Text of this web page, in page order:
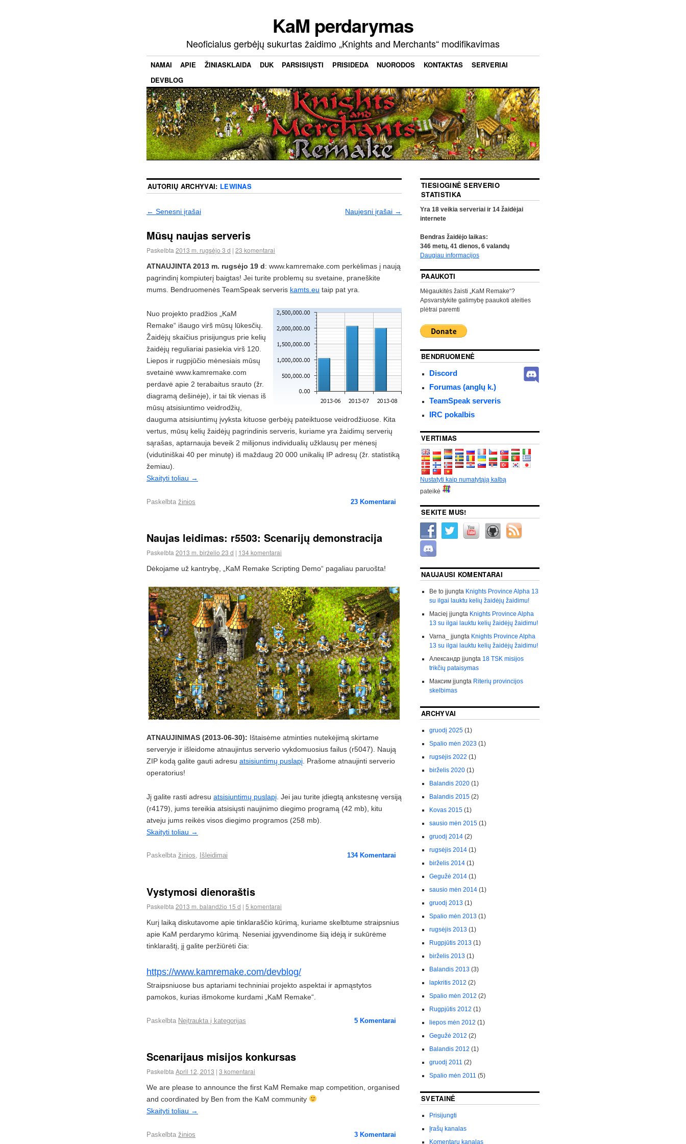
KaM perdarymas
Neoficialus gerbėjų sukurtas žaidimo „Knights and Merchants“ modifikavimas
NAMAI APIE ŽINIASKLAIDA DUK PARSISIŲSTI PRISIDEDA NUORODOS KONTAKTAS
SERVERIAI
DEVBLOG
AUTORIŲ ARCHYVAI: LEWINAS
← Senesni įrašai Naujesni įrašai →
Mūsų naujas serveris
Paskelbta 2013 m. rugsėjo 3 d | 23 komentarai
ATNAUJINTA 2013 m. rugsėjo 19 d: www.kamremake.com perkėlimas į naują
pagrindinį kompiuterį baigtas! Jei turite problemų su svetaine, praneškite
mums. Bendruomenės TeamSpeak serveris kamts.eu taip pat yra.
Nuo projekto pradžios „KaM
Remake“ išaugo virš mūsų lūkesčių.
Žaidėjų skaičius prisijungus prie kelių
žaidėjų reguliariai pasiekia virš 120.
Liepos ir rugpjūčio mėnesiais mūsų
svetainė www.kamremake.com
perdavė apie 2 terabaitus srauto (žr.
diagramą dešinėje), ir tai tik vienas iš
mūsų atsisiuntimo veidrodžių,
dauguma atsisiuntimų įvyksta kituose gerbėjų pateiktuose veidrodžiuose. Kita
vertus, mūsų kelių žaidėjų pagrindinis serveris, kuriame yra žaidimų serverių
sąrašas, aptarnauja beveik 2 milijonus individualių užklausų per mėnesį
(vidutiniškai 40 per minutę) iš maždaug 20 000 unikalių IP adresų (žr. statistiką
žemiau).
Skaityti toliau →
23 Komentarai
Paskelbta žinios
Naujas leidimas: r5503: Scenarijų demonstracija
Paskelbta 2013 m. birželio 23 d | 134 komentarai
Dėkojame už kantrybę, „KaM Remake Scripting Demo“ pagaliau paruošta!
ATNAUJINIMAS (2013-06-30): Ištaisėme atminties nutekėjimą skirtame
serveryje ir išleidome atnaujintus serverio vykdomuosius failus (r5047). Naują
ZIP kodą galite gauti adresu atsisiuntimų puslapį . Prašome atnaujinti serverio
operatorius!
Jį galite rasti adresu atsisiuntimų puslapį . Jei jau turite įdiegtą ankstesnę versiją
(r4179), jums tereikia atsisiųsti naujinimo diegimo programą (42 mb), kitu
atveju jums reikės visos diegimo programos (258 mb).
Skaityti toliau →
134Komentarai
Paskelbta žinios, Išleidimai
Vystymosi dienoraštis
Paskelbta 2013 m. balandžio 15 d | 5 komentarai
Kurį laiką diskutavome apie tinklaraščio kūrimą, kuriame skelbtume straipsnius
apie KaM perdarymo kūrimą. Neseniai įgyvendinome šią idėją ir sukūrėme
tinklaraštį, jį galite peržiūrėti čia:
https://www.kamremake.com/devblog/
Straipsniuose bus aptariami techniniai projekto aspektai ir apmąstytos
pamokos, kurias išmokome kurdami „KaM Remake“.
5 Komentarai
Paskelbta Neįtraukta į kategorijas
Scenarijaus misijos konkursas
Paskelbta April 12, 2013 | 3 komentarai
We are please to announce the first KaM Remake map competition, organised
and coordinated by Ben from the KaM community
Skaityti toliau →
3 Komentarai
Paskelbta žinios
TIESIOGINĖ SERVERIO
STATISTIKA
Yra 18veikia serveriai ir 14žaidėjai
internete
Bendras žaidėjo laikas:
346metų, 41 dienos, 6valandų
Daugiau informacijos
PAAUKOTI
Mėgaukitės žaisti „KaM Remake“?
Apsvarstykite galimybę paaukoti ateities
plėtrai paremti
BENDRUOMENĖ
Discord
Forumas (anglų k.)
TeamSpeak serveris
IRC pokalbis
VERTIMAS
Nustatyti kaip numatytąją kalbą
pateikė
SEKITE MUS!
NAUJAUSI KOMENTARAI
Be toįjungta Knights Province Alpha 13
su ilgai lauktu kelių žaidėjų žaidimu!
Maciej įjungta Knights Province Alpha
13 su ilgai lauktu kelių žaidėjų žaidimu!
Varna_
įjungta Knights Province Alpha
13 su ilgai lauktu kelių žaidėjų žaidimu!
Александрįjungta 18 TSK misijos
trikčių pataisymas
Максимįjungta Riterių provincijos
skelbimas
ARCHYVAI
gruodį 2025(1)
Spalio mėn 2023(1)
rugsėjis 2022 (1)
birželis 2020(1)
Balandis 2020(1)
Balandis 2015(2)
Kovas 2015(1)
sausio mėn 2015(1)
gruodį 2014(2)
rugsėjis 2014(1)
birželis 2014(1)
Gegužė 2014(1)
sausio mėn 2014(1)
gruodį 2013(1)
Spalio mėn 2013(1)
rugsėjis 2013(1)
Rugpjūtis 2013(1)
birželis 2013(1)
Balandis 2013(3)
lapkritis 2012 (2)
Spalio mėn 2012 (2)
Rugpjūtis 2012 (1)
liepos mėn 2012 (1)
Gegužė 2012 (2)
Balandis 2012 (1)
gruodį 2011 (2)
Spalio mėn 2011 (5)
SVETAINĖ
Prisijungti
Įrašų kanalas
Komentarų kanalas